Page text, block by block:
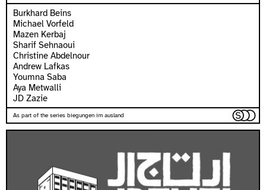
Burkhard Beins
Michael Vorfeld
Mazen Kerbaj
Sharif Sehnaoui
Christine Abdelnour
Andrew Lafkas
Youmna Saba
Aya Metwalli
JD Zazie
As part of the series biegungen im ausland